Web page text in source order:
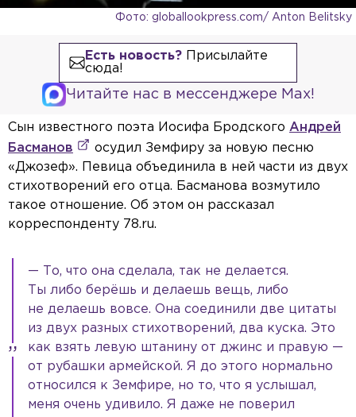
Фото: globallookpress.com/ Anton Belitsky
Есть новость?Присылайте
сюда!
Читайте нас в мессенджере Max!
Сын известного поэта Иосифа Бродского Андрей
Басманов
осудил Земфиру за новую песню
«Джозеф». Певица объединила в ней части из двух
стихотворений его отца. Басманова возмутило
такое отношение. Об этом он рассказал
корреспонденту 78.ru.
— То, что она сделала, так не делается.
Ты либо берёшь и делаешь вещь, либо
не делаешь вовсе. Она соединили две цитаты
из двух разных стихотворений, два куска. Это
как взять левую штанину от джинс и правую —
от рубашки армейской. Я до этого нормально
относился к Земфире, но то, что я услышал,
меня очень удивило. Я даже не поверил